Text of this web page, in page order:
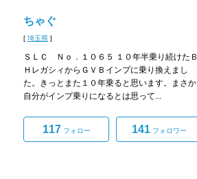
ちゃぐ
[ 埼玉県 ]
ＳＬＣ Ｎｏ．１０６５ １０年半乗り続けたＢ
ＨレガシィからＧＶＢインプに乗り換えまし
た。きっとまた１０年乗ると思います。まさか
自分がインプ乗りになるとは思って...
117 フォロー 141フォロワー